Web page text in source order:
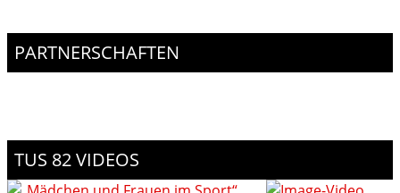
PARTNERSCHAFTEN
TUS 82 VIDEOS